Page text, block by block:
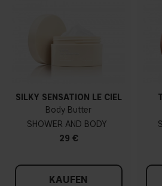
SILKY SENSATION LE CIEL
Body Butter
SHOWER AND BODY
29 €
KAUFEN